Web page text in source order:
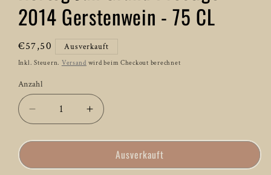
2014 Gerstenwein - 75 CL
Normaler
Preis
€57,50 Ausverkauft
Inkl. Steuern. Versand wird beim Checkout berechnet
Anzahl
Anzahl
Verringere
die
Menge
Hertog
Erhöhe
die
Menge
Hertog
Ausverkauft